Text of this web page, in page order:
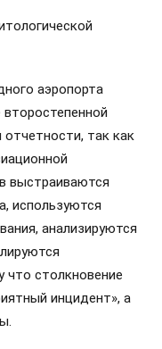
аэропорта
так как
выстраиваются
используются
анализируются
что столкновение
инцидент», а